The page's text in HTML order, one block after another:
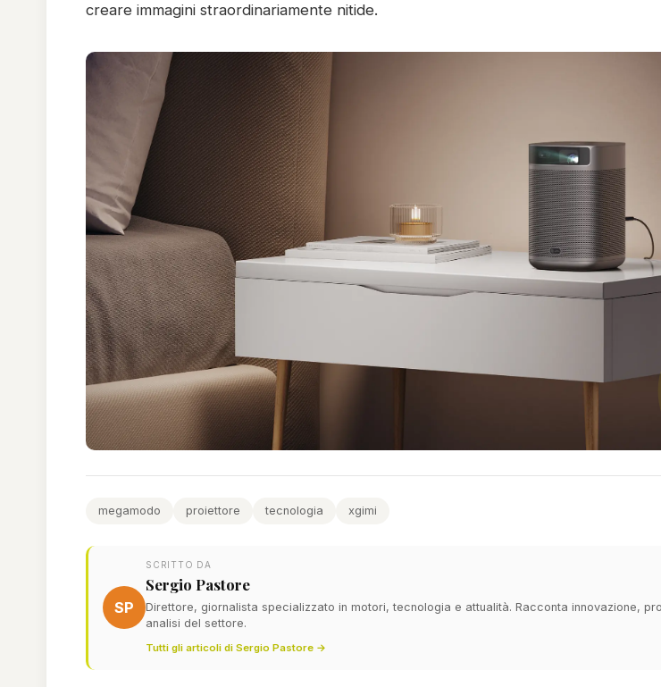
creare immagini straordinariamente nitide.
megamodo proiettore tecnologia xgimi
SP
SCRITTO DA
Sergio Pastore
Direttore, giornalista specializzato in motori, tecnologia e attualità. Racconta innovazione,
analisi del settore.
Tutti gli articoli di Sergio Pastore →